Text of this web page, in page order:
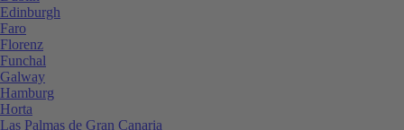
Edinburgh
Faro
Florenz
Funchal
Galway
Hamburg
Horta
Las Palmas de Gran Canaria